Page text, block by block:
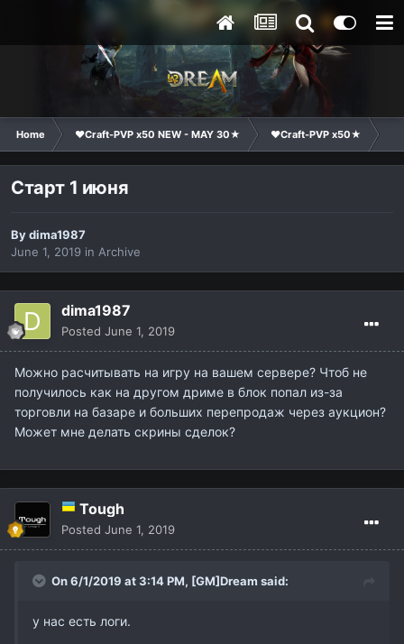
Home ❤Craft-PVP x50 NEW - MAY 30★ ❤Craft-PVP x50★
Старт 1 июня
Bydima1987
June 1, 2019 in Archive
dima1987
Posted June 1, 2019
Можно расчитывать на игру на вашем сервере? Чтоб не
получилось как на другом дриме в блок попал из-за
торговли на базаре и больших перепродаж через аукцион?
Может мне делать скрины сделок?
Tough
Posted June 1, 2019
On 6/1/2019 at 3:14 PM, [GM]Dream said:
у нас есть логи.